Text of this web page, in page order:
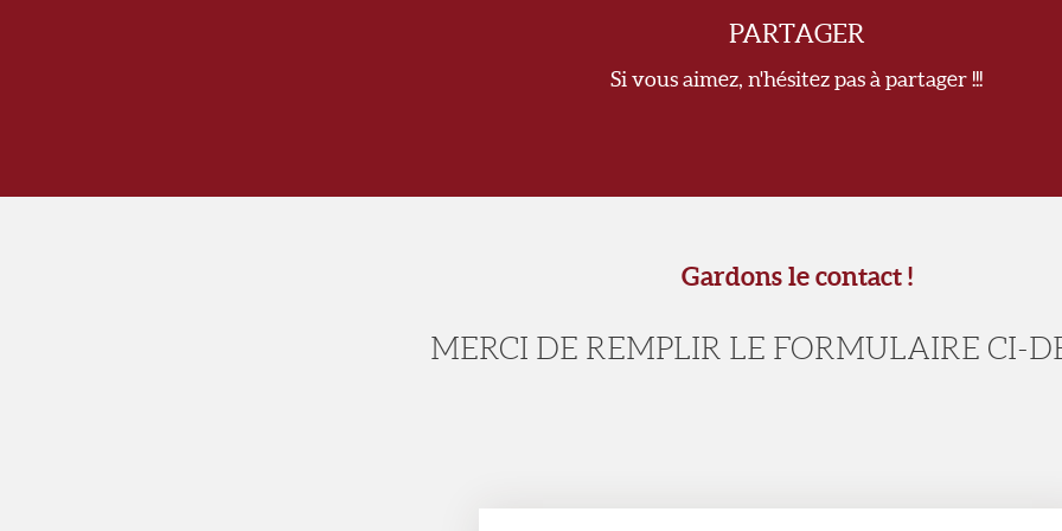
PARTAGER
Si vous aimez, n'hésitez pas à partager !!!
Gardons le contact !
MERCI DE REMPLIR LE FORMULAIRE CI-